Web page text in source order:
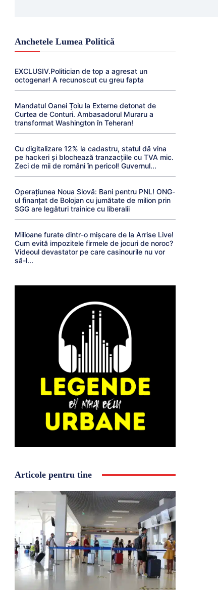
Anchetele Lumea Politică
EXCLUSIV.Politician de top a agresat un
octogenar! A recunoscut cu greu fapta
Mandatul Oanei Țoiu la Externe detonat de
Curtea de Conturi. Ambasadorul Muraru a
transformat Washington în Teheran!
Cu digitalizare 12% la cadastru, statul dă vina
pe hackeri și blochează tranzacțiile cu TVA mic.
Zeci de mii de români în pericol! Guvernul...
Operațiunea Noua Slovă: Bani pentru PNL! ONG-
ul finanțat de Bolojan cu jumătate de milion prin
SGG are legături trainice cu liberalii
Milioane furate dintr-o mișcare de la Arrise Live!
Cum evită impozitele firmele de jocuri de noroc?
Videoul devastator pe care casinourile nu vor
să-l...
Articole pentru tine